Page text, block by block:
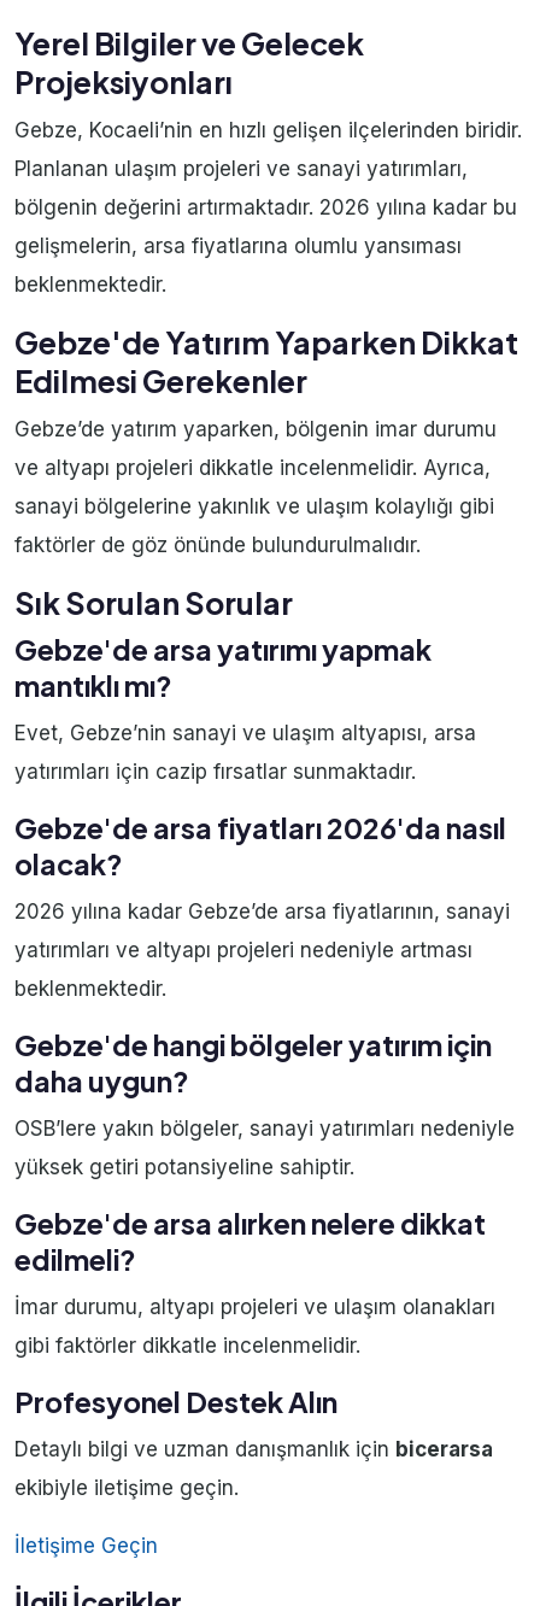
Yerel Bilgiler ve Gelecek
Projeksiyonları
Gebze, Kocaeli’nin en hızlı gelişen ilçelerinden biridir.
Planlanan ulaşım projeleri ve sanayi yatırımları,
bölgenin değerini artırmaktadır. 2026 yılına kadar bu
gelişmelerin, arsa fiyatlarına olumlu yansıması
beklenmektedir.
Gebze'de Yatırım Yaparken Dikkat
Edilmesi Gerekenler
Gebze’de yatırım yaparken, bölgenin imar durumu
ve altyapı projeleri dikkatle incelenmelidir. Ayrıca,
sanayi bölgelerine yakınlık ve ulaşım kolaylığı gibi
faktörler de göz önünde bulundurulmalıdır.
Sık Sorulan Sorular
Gebze'de arsa yatırımı yapmak
mantıklı mı?
Evet, Gebze’nin sanayi ve ulaşım altyapısı, arsa
yatırımları için cazip fırsatlar sunmaktadır.
Gebze'de arsa fiyatları 2026'da nasıl
olacak?
2026 yılına kadar Gebze’de arsa fiyatlarının, sanayi
yatırımları ve altyapı projeleri nedeniyle artması
beklenmektedir.
Gebze'de hangi bölgeler yatırım için
daha uygun?
OSB’lere yakın bölgeler, sanayi yatırımları nedeniyle
yüksek getiri potansiyeline sahiptir.
Gebze'de arsa alırken nelere dikkat
edilmeli?
İmar durumu, altyapı projeleri ve ulaşım olanakları
gibi faktörler dikkatle incelenmelidir.
Profesyonel Destek Alın
Detaylı bilgi ve uzman danışmanlık için bicerarsa
ekibiyle iletişime geçin.
İletişime Geçin